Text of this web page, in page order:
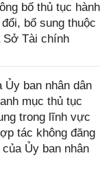
bố thủ tục hành
bổ sung thuộc
Sở Tài chính
Ủy ban nhân dân
mục thủ tục
trong lĩnh vực
tác không đăng
Ủy ban nhân